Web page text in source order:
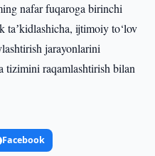
nafar fuqaroga birinchi
taʼkidlashicha, ijtimoiy to‘lov
jarayonlarini
tizimini raqamlashtirish bilan
Facebook